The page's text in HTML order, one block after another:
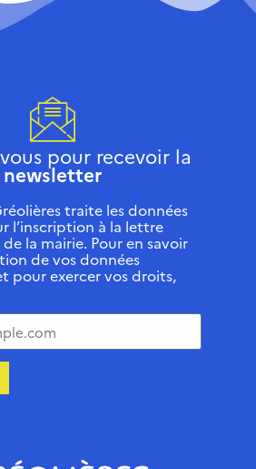
pour recevoir la
newsletter
traite les données
l’inscription à la lettre
la mairie. Pour en savoir
de vos données
pour exercer vos droits,